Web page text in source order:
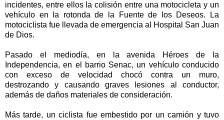
incidentes, entre ellos la colisión entre una motocicleta y un
vehículo en la rotonda de la Fuente de los Deseos. La
motociclista fue llevada de emergencia al Hospital San Juan
de Dios.
Pasado el mediodía, en la avenida Héroes de la
Independencia, en el barrio Senac, un vehículo conducido
con exceso de velocidad chocó contra un muro,
destrozando y causando graves lesiones al conductor,
además de daños materiales de consideración.
Más tarde, un ciclista fue embestido por un camión y tuvo